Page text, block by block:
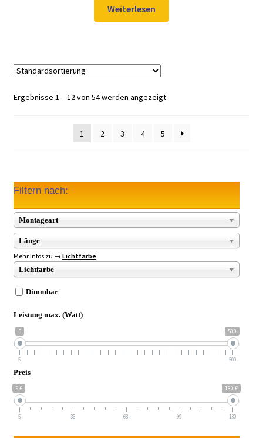
war:
57,98 €
ist:
42,97 €.
Weiterlesen
Ergebnisse 1 – 12 von 54 werden angezeigt
1 2 3 4 5
Filtern nach:
Montageart
Länge
Mehr Infos zu → Lichtfarbe
Lichtfarbe
Dimmbar
Leistung max. (Watt)
5 500
5 500
Preis
5 € 130 €
5 36 68 99 130